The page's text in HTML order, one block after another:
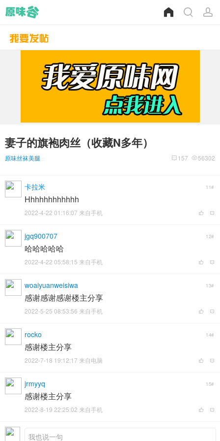
妻子的旗袍肉丝（收藏N多年）
原味丝袜美腿 56302
157
卡拉米 11#
Hhhhhhhhhhhh
2022-4-22 01:16:07 来自手机
jgq900707 12#
哈哈哈哈哈
2022-4-22 05:58:15 来自手机
woaiyuanweisiwa 13#
感谢感谢感谢楼主分享
2022-5-25 08:53:56 来自手机
rocko 14#
感谢楼主分享
2022-7-18 19:12:17 来自电脑
jrmyyq 15#
感谢楼主分享
2022-8-19 22:25:02 来自手机